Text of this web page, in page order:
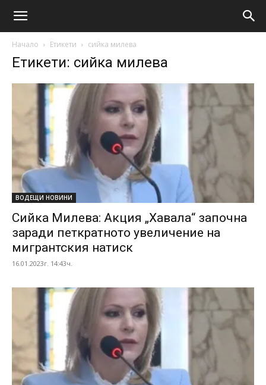
Начало Етикети сийка милева
Етикети: сийка милева
ВОДЕЩИ НОВИНИ
Сийка Милева: Акция „Хавала“ започна
заради петкратното увеличение на
мигрантския натиск
16.01.2023г. 14:43ч.